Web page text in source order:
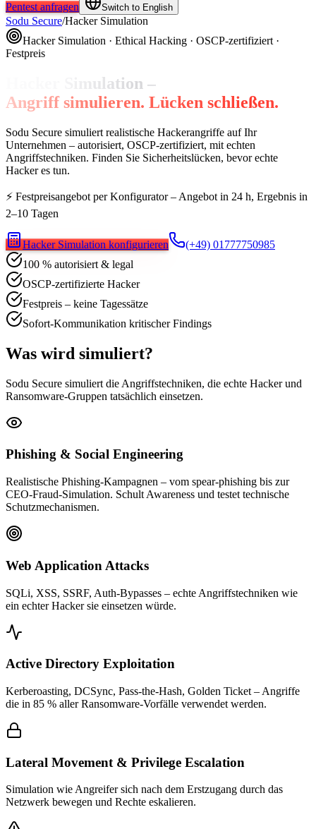
Pentest anfragen Switch to English
Sodu Secure/Hacker Simulation
Hacker Simulation · Ethical Hacking · OSCP-zertifiziert ·
Festpreis
Hacker Simulation –
Angriff simulieren. Lücken schließen.
Sodu Secure simuliert realistische Hackerangriffe auf Ihr
Unternehmen – autorisiert, OSCP-zertifiziert, mit echten
Angriffstechniken. Finden Sie Sicherheitslücken, bevor echte
Hacker es tun.
⚡ Festpreisangebot per Konfigurator – Angebot in 24 h, Ergebnis in
2–10 Tagen
Hacker Simulation konfigurieren
(+49) 01777750985
100 % autorisiert & legal
OSCP-zertifizierte Hacker
Festpreis – keine Tagessätze
Sofort-Kommunikation kritischer Findings
Was wird simuliert?
Sodu Secure simuliert die Angriffstechniken, die echte Hacker und
Ransomware-Gruppen tatsächlich einsetzen.
Phishing & Social Engineering
Realistische Phishing-Kampagnen – vom spear-phishing bis zur
CEO-Fraud-Simulation. Schult Awareness und testet technische
Schutzmechanismen.
Web Application Attacks
SQLi, XSS, SSRF, Auth-Bypasses – echte Angriffstechniken wie
ein echter Hacker sie einsetzen würde.
Active Directory Exploitation
Kerberoasting, DCSync, Pass-the-Hash, Golden Ticket – Angriffe
die in 85 % aller Ransomware-Vorfälle verwendet werden.
Lateral Movement & Privilege Escalation
Simulation wie Angreifer sich nach dem Erstzugang durch das
Netzwerk bewegen und Rechte eskalieren.